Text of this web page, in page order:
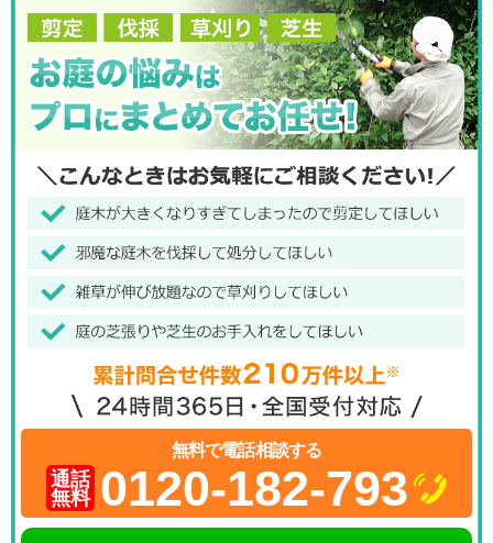
無料で電話相談する
通話
無料 0120-182-793